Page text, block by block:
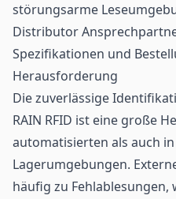
störungsarme
Distributor
Spezifikationen und
Herausforderung
Die zuverlässige
RAIN RFID ist eine große
automatisierten als auch
Lagerumgebungen.
häufig zu Fehlablesungen,